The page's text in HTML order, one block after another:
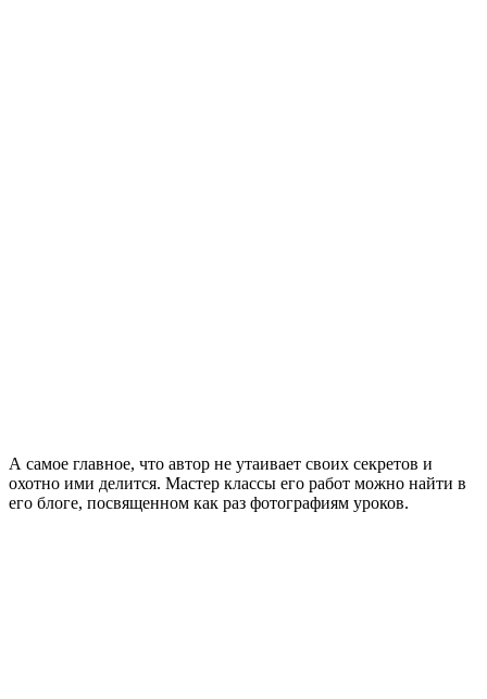
А самое главное, что автор не утаивает своих секретов и
охотно ими делится. Мастер классы его работ можно найти в
его блоге, посвященном как раз фотографиям уроков.